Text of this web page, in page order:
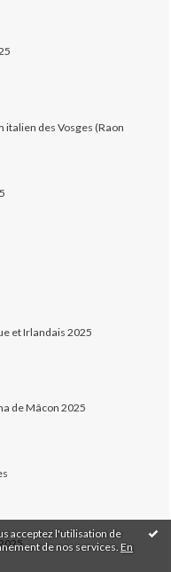
acceptez l'utilisation de
de nos services. En
italien des Vosges (Raon
et Irlandais 2025
de Mâcon 2025